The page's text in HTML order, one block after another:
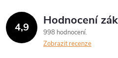
y
v 4,9 Hodnocení
998 hodnocení
Zobrazit recenze